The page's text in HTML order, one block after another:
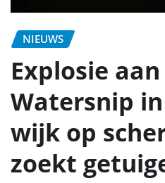
NIEUWS
Explosie
Watersnip
wijk op
zoekt